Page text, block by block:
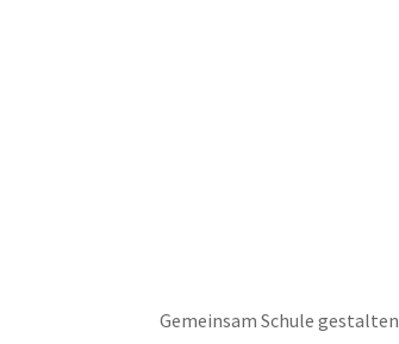
Gemeinsam Schule